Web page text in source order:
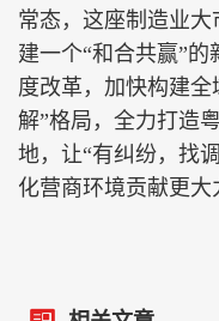
常态，这座制造业
建一个“和合共赢”
度改革，加快构建全
解”格局，全力打造
地，让“有纠纷，找
化营商环境贡献更大